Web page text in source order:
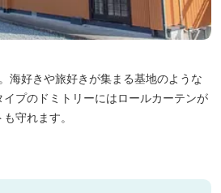
海好きや旅好きが集まる基地のような
プのドミトリーにはロールカーテンが
守れます。